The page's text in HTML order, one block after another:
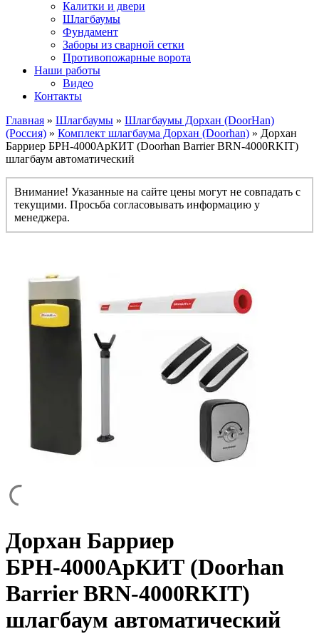
Калитки и двери
Шлагбаумы
Фундамент
Заборы из сварной сетки
Противопожарные ворота
Наши работы
Видео
Контакты
Главная » Шлагбаумы » Шлагбаумы Дорхан (DoorHan)
(Россия) » Комплект шлагбаума Дорхан (Doorhan) » Дорхан
Барриер БРН-4000АрКИТ (Doorhan Barrier BRN-4000RKIT)
шлагбаум автоматический
Внимание! Указанные на сайте цены могут не совпадать с
текущими. Просьба согласовывать информацию у
менеджера.
Дорхан Барриер
БРН-4000АрКИТ (Doorhan
Barrier BRN-4000RKIT)
шлагбаум автоматический